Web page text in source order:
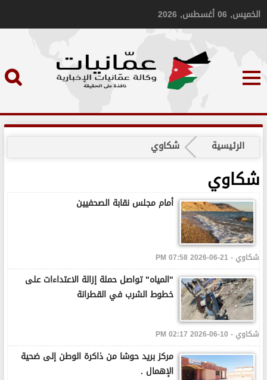
الخميس, 06 أغسطس, 2026
الرئيسية شكاوي
شكاوي
أمام مجلس نقابة الصحفيين
شكاوي - 21-06-2026 07:58 PM
"المياه" تواصل حملة إزالة الاعتداءات على
خطوط الشرب في القطرانة
شكاوي - 10-06-2026 02:17 PM
مركز بريد حوشا من ذاكرة الوطن إلى ضحية
الإهمال .